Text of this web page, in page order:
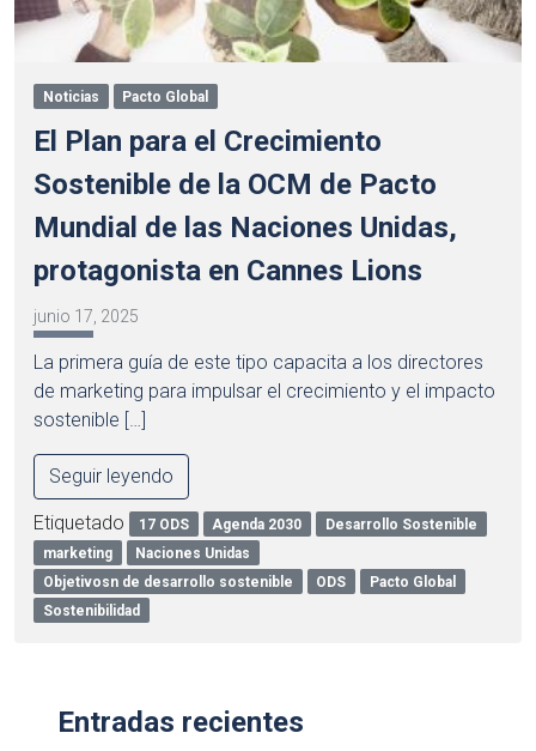
Noticias Pacto Global
El Plan para el Crecimiento
Sostenible de la OCM de Pacto
Mundial de las Naciones Unidas,
protagonista en Cannes Lions
junio 17, 2025
La primera guía de este tipo capacita a los directores
de marketing para impulsar el crecimiento y el impacto
sostenible […]
Seguir leyendo
Etiquetado 17 ODS Agenda 2030
Desarrollo Sostenible
marketing
Naciones Unidas
Objetivosn de desarrollo sostenible
ODS
Pacto Global
Sostenibilidad
Entradas recientes